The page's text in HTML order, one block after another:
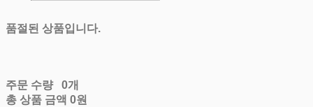
품절된 상품입니다.
주문 수량
0개
총 상품 금액 0원